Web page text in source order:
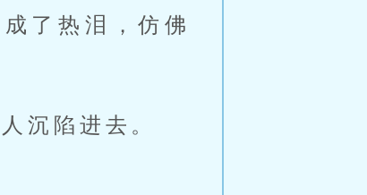
了热泪，仿佛
沉陷进去。